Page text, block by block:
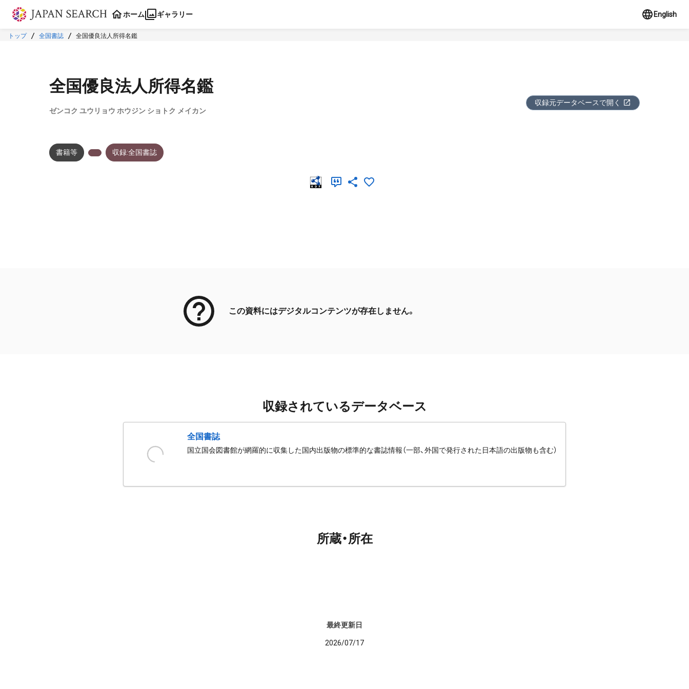
本文に飛ぶ
ホーム ギャラリー English
トップ 全国書誌 全国優良法人所得名鑑
全国優良法人所得名鑑
ゼンコク ユウリョウ ホウジン ショトク メイカン
収録元データベースで開く
書籍等 収録:全国書誌
この資料にはデジタルコンテンツが存在しません。
収録されているデータベース
全国書誌
国立国会図書館が網羅的に収集した国内出版物の標準的な書誌情報（一部、外国で発行された日本語の出版物も含む）
所蔵・所在
最終更新日
2026/07/17